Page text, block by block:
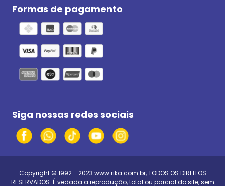
Formas de pagamento
Siga nossas redes sociais
Copyright © 1992 - 2023 www.rika.com.br, TODOS OS DIREITOS
RESERVADOS. É vedada a reprodução, total ou parcial do site, sem